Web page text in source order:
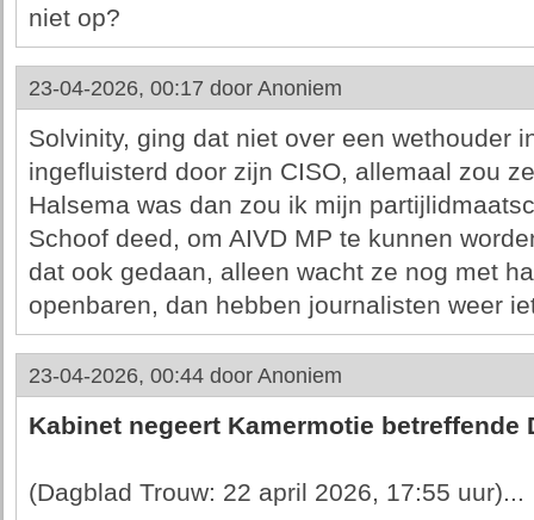
niet op?
23-04-2026, 00:17 door Anoniem
Solvinity, ging dat niet over een wethouder
ingefluisterd door zijn CISO, allemaal zou
Halsema was dan zou ik mijn
Schoof deed, om AIVD MP te kunnen
dat ook gedaan, alleen wacht ze nog met
openbaren, dan hebben journalisten weer
23-04-2026, 00:44 door Anoniem
Kabinet negeert Kamermotie
(Dagblad Trouw: 22 april 2026, 17:55 uur)...